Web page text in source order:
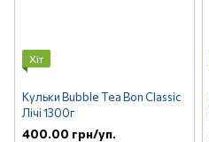
Хіт
Кульки Bubble Tea Bon Classic
Лічі 1300г
400.00 грн/уп.